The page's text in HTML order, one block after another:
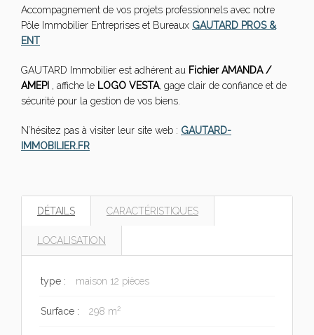
Accompagnement de vos projets professionnels avec notre
Pôle Immobilier Entreprises et Bureaux GAUTARD PROS &
ENT
GAUTARD Immobilier est adhérent au Fichier AMANDA /
AMEPI , affiche le LOGO VESTA, gage clair de confiance et de
sécurité pour la gestion de vos biens.
N’hésitez pas à visiter leur site web : GAUTARD-
IMMOBILIER.FR
DÉTAILS CARACTÉRISTIQUES
LOCALISATION
type : maison 12 pièces
Surface : 298 m2